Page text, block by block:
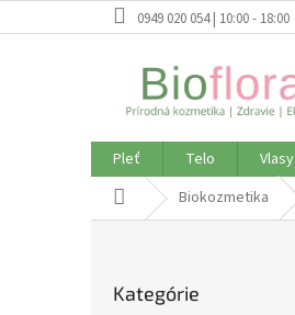
na
0949 020 054 | 10:00 - 18:00
Pleť Telo Vlasy
DomovBiokozmetika
kategórie
Kategórie